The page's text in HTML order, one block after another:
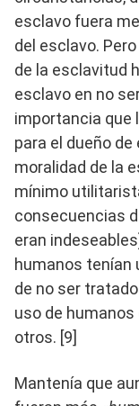
esclavo fuera
del esclavo. Pero
de la esclavitud
esclavo en no
importancia que
para el dueño
moralidad de la
mínimo
consecuencias
eran
humanos tenían
de no ser
uso de
otros. [9]
Mantenía que